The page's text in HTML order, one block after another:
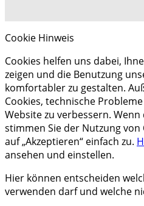
Cookie Hinweis
Cookies helfen uns dabei,
zeigen und die Benutzung
komfortabler zu gestalten.
Cookies, technische
Website zu verbessern. Wenn
stimmen Sie der Nutzung
auf „Akzeptieren“ einfach zu.
ansehen und einstellen.
Hier können entscheiden
verwenden darf und welche